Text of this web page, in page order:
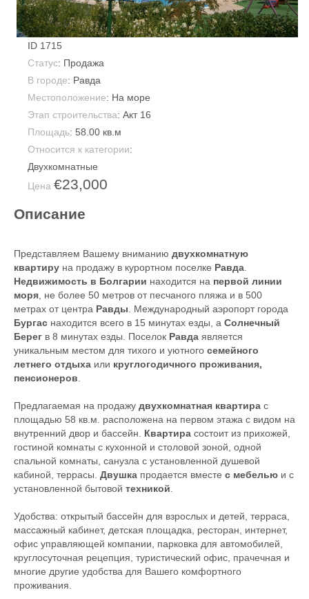
ID 1715
Статус: Продажа
В городе: Равда
Местоположение: На море
Этап строительства: Акт 16
Площадь: 58.00 кв.м
Относится к категории:
Двухкомнатные
Цена €23,000
Описание
Представляем Вашему вниманию двухкомнатную
квартиру на продажу в курортном поселке Равда.
Недвижимость в Болгарии находится на первой линии
моря, не более 50 метров от песчаного пляжа и в 500
метрах от центра Равды. Международный аэропорт города
Бургас находится всего в 15 минутах езды, а Солнечный
Берег в 8 минутах езды. Поселок Равда является
уникальным местом для тихого и уютного семейного
летнего отдыха или круглогодичного проживания,
пенсионеров.
Предлагаемая на продажу двухкомнатная квартира с
площадью 58 кв.м. расположена на первом этажа с видом на
внутренний двор и бассейн. Квартира состоит из прихожей,
гостиной комнаты с кухонной и столовой зоной, одной
спальной комнаты, санузла с установленной душевой
кабиной, террасы. Двушка продается вместе с мебелью и с
установленной бытовой техникой.
Удобства: открытый бассейн для взрослых и детей, терраса,
массажный кабинет, детская площадка, ресторан, интернет,
офис управляющей компании, парковка для автомобилей,
круглосуточная рецепция, туристический офис, прачечная и
многие другие удобства для Вашего комфортного
проживания.